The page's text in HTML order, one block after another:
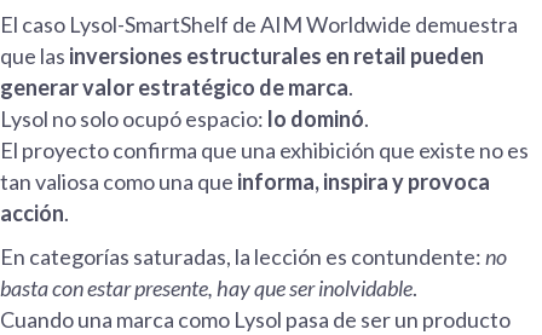
El caso Lysol-SmartShelf de AIM Worldwide demuestra
que las inversiones estructurales en retail pueden
generar valor estratégico de marca.
Lysol no solo ocupó espacio: lo dominó.
El proyecto confirma que una exhibición que existe no es
tan valiosa como una que informa, inspira y provoca
acción.
En categorías saturadas, la lección es contundente:no
basta con estar presente, hay que ser inolvidable.
Cuando una marca como Lysol pasa de ser un producto